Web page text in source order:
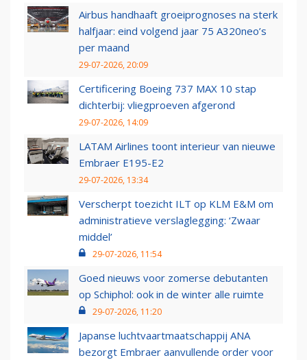
Airbus handhaaft groeiprognoses na sterk
halfjaar: eind volgend jaar 75 A320neo’s
per maand
29-07-2026, 20:09
Certificering Boeing 737 MAX 10 stap
dichterbij: vliegproeven afgerond
29-07-2026, 14:09
LATAM Airlines toont interieur van nieuwe
Embraer E195-E2
29-07-2026, 13:34
Verscherpt toezicht ILT op KLM E&M om
administratieve verslaglegging: ‘Zwaar
middel’
29-07-2026, 11:54
Goed nieuws voor zomerse debutanten
op Schiphol: ook in de winter alle ruimte
29-07-2026, 11:20
Japanse luchtvaartmaatschappij ANA
bezorgt Embraer aanvullende order voor